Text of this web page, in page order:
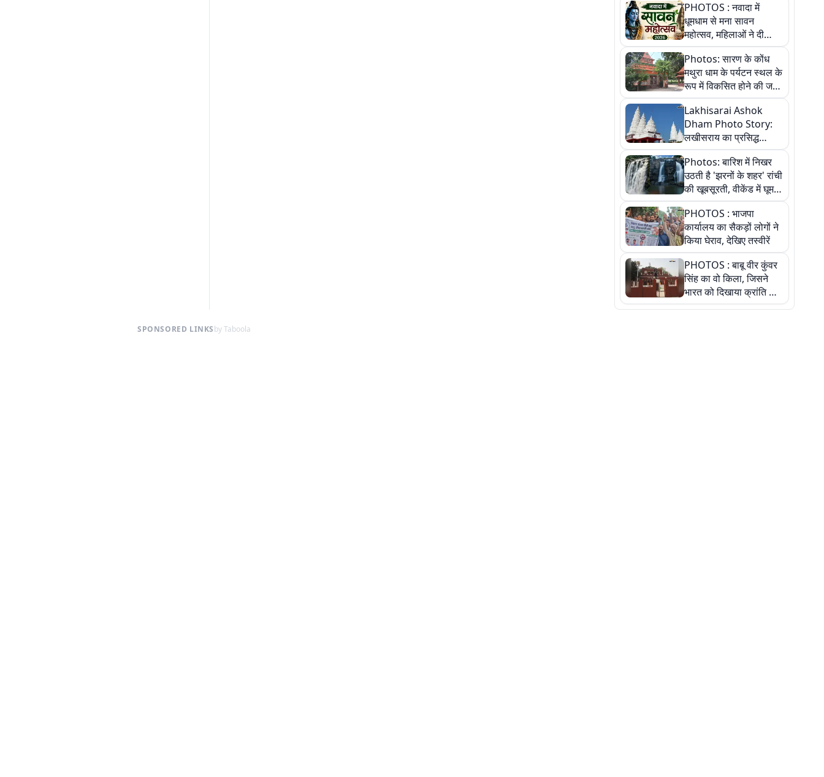
PHOTOS : नवादा में
धूमधाम से मना सावन
महोत्सव, महिलाओं ने दी
सांस्कृतिक प्रस्तुतियां
Photos: सारण के कोंध
मथुरा धाम के पर्यटन स्थल के
रूप में विकसित होने की जगी
आस, 9 तस्वीरों में देखें पूरी
कहानी
Lakhisarai Ashok
Dham Photo Story:
लखीसराय का प्रसिद्ध
अशोक धाम—आस्था,
श्रृंगार, अनुष्ठान और
अलौकिक संध्या आरती के
विहंगम दृश्य
Photos: बारिश में निखर
उठती है 'झरनों के शहर' रांची
की खूबसूरती, वीकेंड में घूम
आएं ये 5 वादियां
PHOTOS : भाजपा
कार्यालय का सैकड़ों लोगों ने
किया घेराव, देखिए तस्वीरें
PHOTOS : बाबू वीर कुंवर
सिंह का वो किला, जिसने
भारत को दिखाया क्रांति का
रास्ता: तस्वीरों में देखिए
SPONSORED LINKSby Taboola